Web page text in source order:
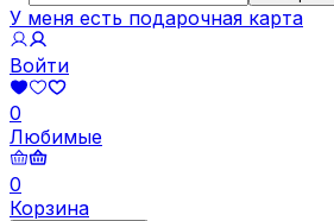
У меня есть подарочная карта
Войти
0
Любимые
0
Корзина